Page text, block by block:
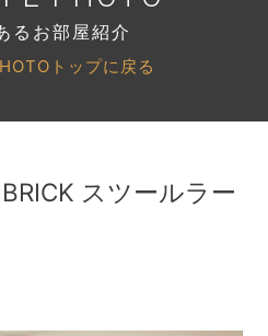
るお部屋紹介
トップに戻る
スツールラー